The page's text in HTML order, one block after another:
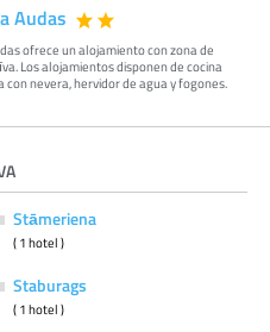
Audas
ofrece un alojamiento con zona de
Los alojamientos disponen de cocina
nevera, hervidor de agua y fogones.
Stāmeriena
( 1 hotel )
Staburags
( 1 hotel )